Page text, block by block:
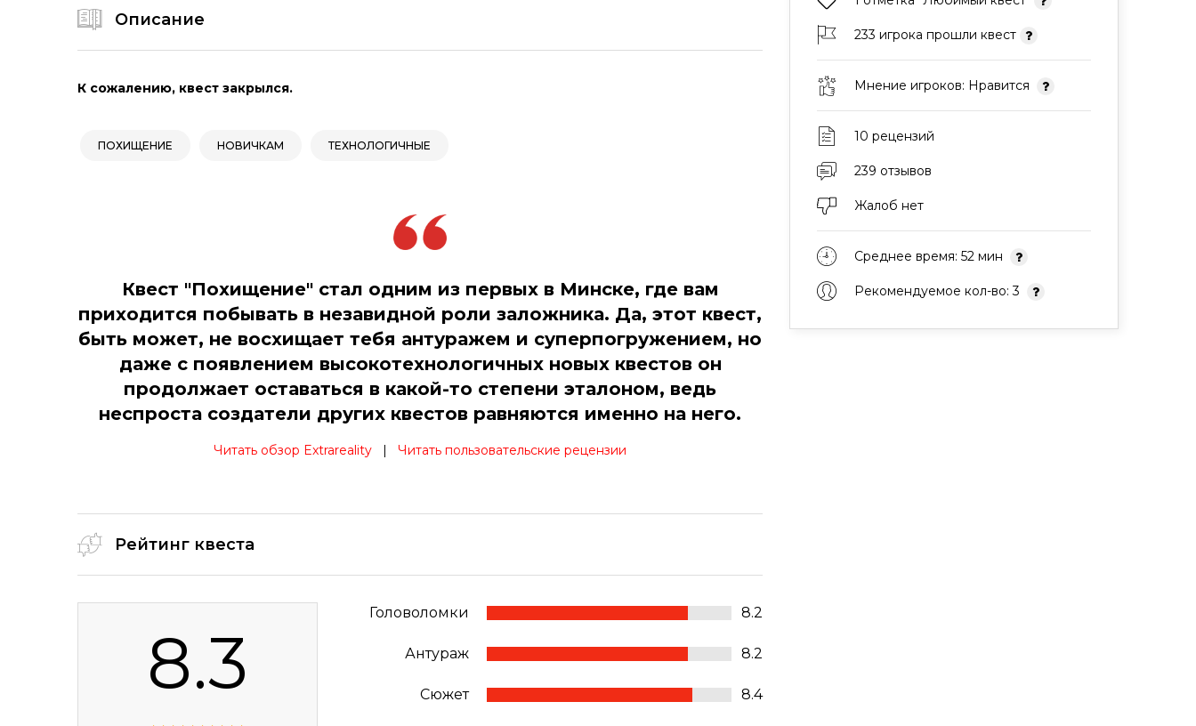
Описание
К сожалению, квест закрылся.
ПОХИЩЕНИЕ НОВИЧКАМ ТЕХНОЛОГИЧНЫЕ
Квест "Похищение" стал одним из первых в Минске, где вам
приходится побывать в незавидной роли заложника. Да, этот квест,
быть может, не восхищает тебя антуражем и суперпогружением, но
даже с появлением высокотехнологичных новых квестов он
продолжает оставаться в какой-то степени эталоном, ведь
неспроста создатели других квестов равняются именно на него.
Читать обзор Extrareality Читать пользовательские рецензии
Рейтинг квеста
8.3
Головоломки 8.2
Антураж 8.2
Сюжет 8.4
233 игрока прошли квест
Мнение игроков: Нравится
10 рецензий
239 отзывов
Жалоб нет
Среднее время: 52 мин
Рекомендуемое кол-во: 3